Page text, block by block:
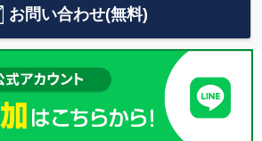
お問い合わせ(無料)